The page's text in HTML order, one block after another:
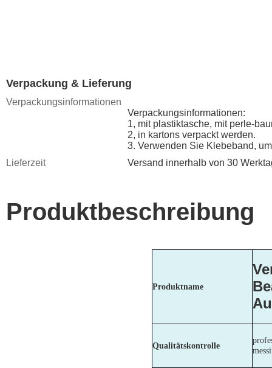
Verpackung & Lieferung
Verpackungsinformationen
Verpackungsinformationen:
1, mit plastiktasche, mit perle-
2, in kartons verpackt werden.
3. Verwenden Sie Klebeband,
Lieferzeit
Versand innerhalb von 30
Produktbeschreibung
Produktname
Qualitätskontrolle